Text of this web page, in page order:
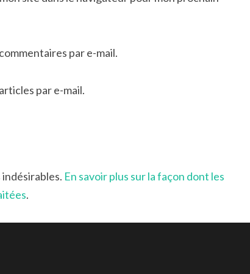
par e-mail.
par e-mail.
En savoir plus sur la façon dont les
.